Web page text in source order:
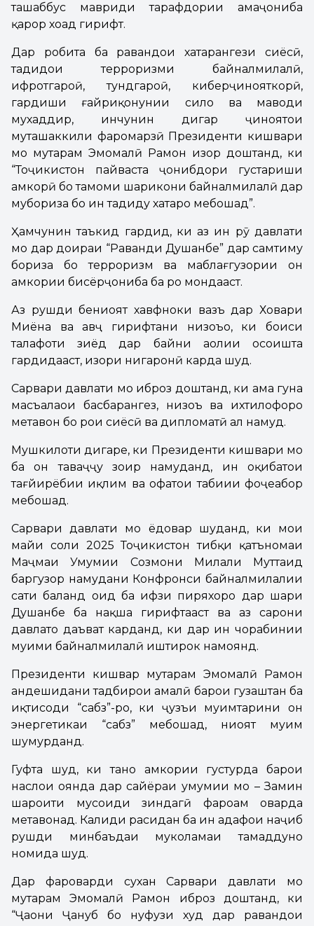
ташаббус мавриди тарафдории ҳамаҷониба
қарор хоҳад гирифт.
Дар робита ба равандҳои хатарангези сиёсӣ,
таҳдидҳои терроризми байналмилалӣ,
ифротгароӣ, тундгароӣ, киберҷинояткорӣ,
гардиши ғайриқонунии силоҳ ва маводи
мухаддир, инчунин дигар ҷиноятҳои
муташаккили фаромарзӣ Президенти кишвари
мо муҳтарам Эмомалӣ Раҳмон изҳор доштанд, ки
“Тоҷикистон пайваста ҷонибдори густариши
ҳамкорӣ бо тамоми шарикони байналмилалӣ дар
мубориза бо ин таҳдиду хатарҳо мебошад”.
Ҳамчунин таъкид гардид, ки аз ин рӯ давлати
мо дар доираи “Раванди Душанбе” дар самтиму
бориза бо терроризм ва маблағгузории он
ҳамкории бисёрҷониба ба роҳ мондааст.
Аз рушди бениҳоят хавфноки вазъ дар Ховари
Миёна ва авҷ гирифтани низоъҳо, ки боиси
талафоти зиёд дар байни аҳолии осоишта
гардидааст, изҳори нигаронӣ карда шуд.
Сарвари давлати мо иброз доштанд, ки ҳама гуна
масъалаҳои баҳсбарангез, низоъ ва ихтилофҳоро
метавон бо роҳи сиёсӣ ва дипломатӣ ҳал намуд.
Мушкилоти дигаре, ки Президенти кишвари мо
ба он таваҷҷуҳ зоҳир намуданд, ин оқибатҳои
тағйирёбии иқлим ва офатҳои табиии фоҷеабор
мебошад.
Сарвари давлати мо ёдовар шуданд, ки моҳи
майи соли 2025 Тоҷикистон тибқи қатъномаи
Маҷмаи Умумии Созмони Милали Муттаҳид
баргузор намудани Конфронси байналмилалии
сатҳи баланд оид ба ҳифзи пиряхҳоро дар шаҳри
Душанбе ба нақша гирифтааст ва аз сарони
давлатҳо даъват карданд, ки дар ин чорабинии
муҳими байналмилалӣ иштирок намоянд.
Президенти кишвар муҳтарам Эмомалӣ Раҳмон
андешидани тадбирҳои амалӣ барои гузаштан ба
иқтисоди “сабз”-ро, ки ҷузъи муҳимтарини он
энергетикаи “сабз” мебошад, ниҳоят муҳим
шумурданд.
Гуфта шуд, ки танҳо ҳамкории густурда барои
наслҳои оянда дар сайёраи умумии мо – Замин
шароити мусоиди зиндагӣ фароҳам оварда
метавонад. Калиди расидан ба ин ҳадафҳои наҷиб
рушди минбаъдаи муколамаи тамаддунҳо
номида шуд.
Дар фароварди сухан Сарвари давлати мо
муҳтарам Эмомалӣ Раҳмон иброз доштанд, ки
“Ҷаҳони Ҷануб бо нуфузи худ дар равандҳои